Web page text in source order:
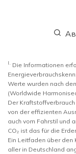
I. Die Informationen
Werte wurden nach
(Worldwide
Der
von der effizienten
auch vom Fahrstil und
CO₂ ist das für die
Ein Leitfaden über den
aller in Deutschland